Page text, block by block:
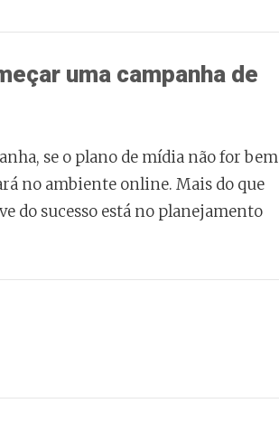
uma campanha de
se o plano de mídia não for bem
no ambiente online. Mais do que
do sucesso está no planejamento